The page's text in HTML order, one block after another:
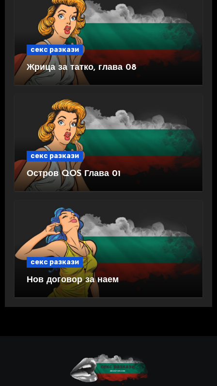
секс разкази
Жрица за татко, глава 08
секс разкази
Остров QOS Глава 01
секс разкази
Нов договор за наем